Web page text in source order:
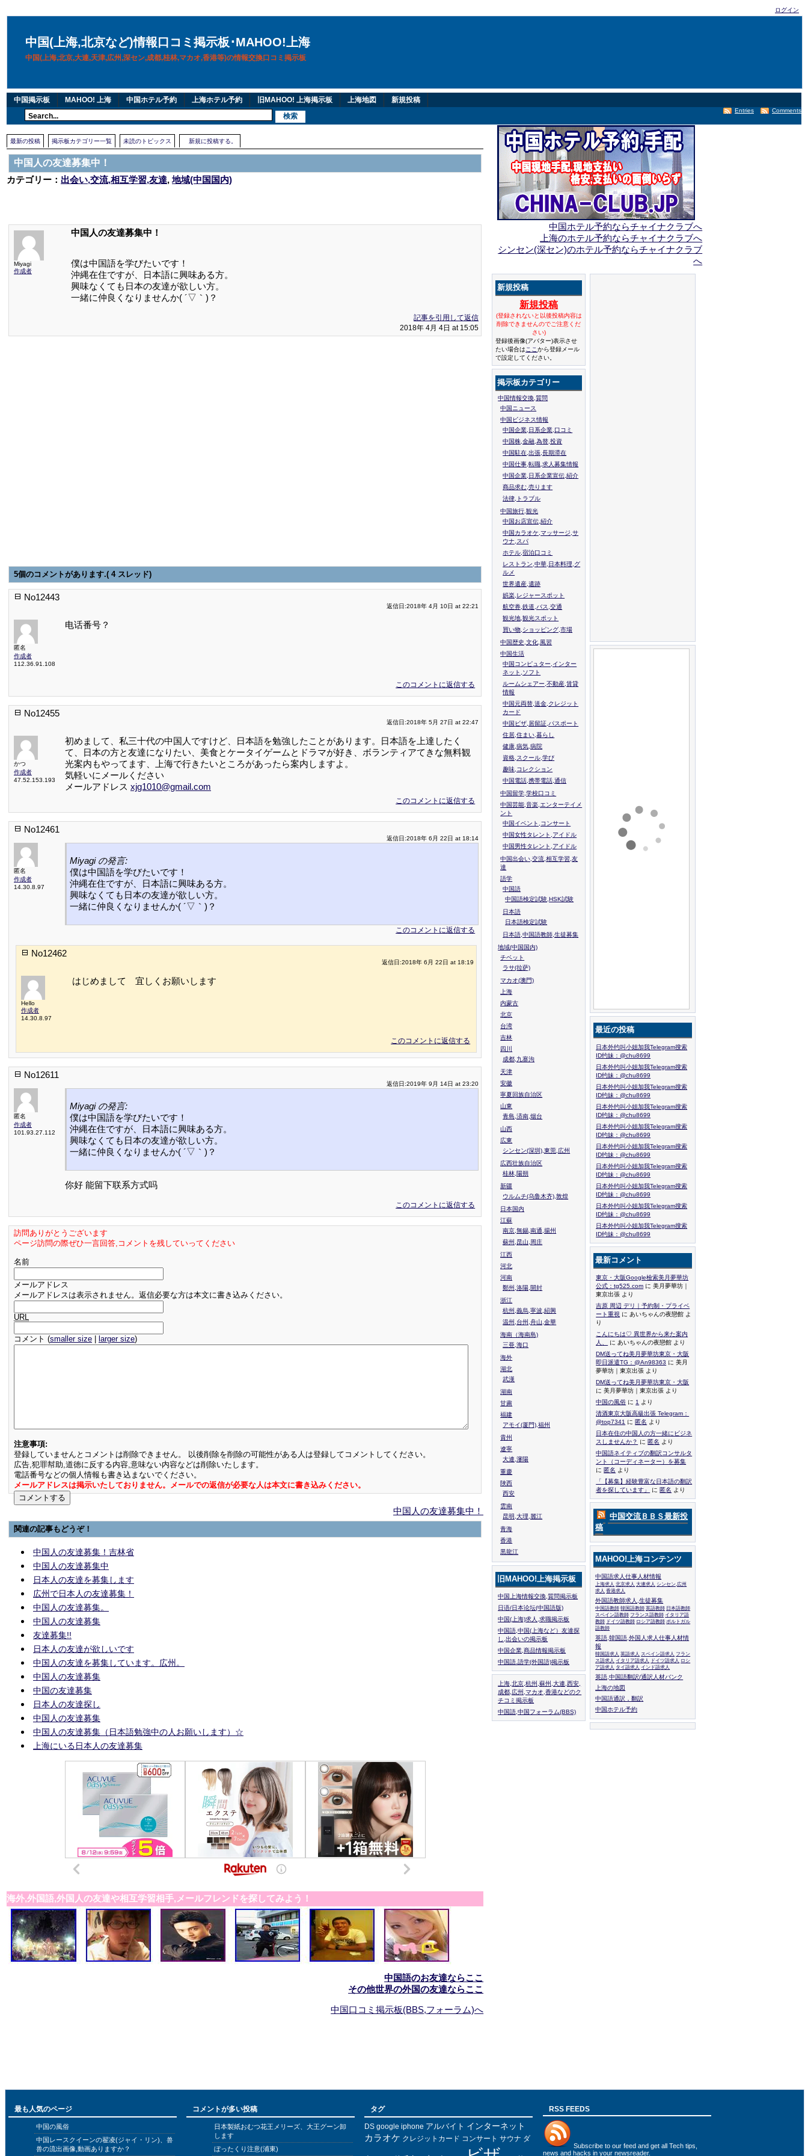
ログイン
中国(上海,北京など)情報口コミ掲示板･MAHOO!上海
中国(上海,北京,大連,天津,広州,深セン,成都,桂林,マカオ,香港等)の情報交換口コミ掲示板
中国掲示板 MAHOO! 上海 中国ホテル予約 上海ホテル予約 旧MAHOO! 上海掲示板 上海地図 新規投稿
Comments
Entries
最新の投稿 掲示板カテゴリー一覧 未読のトピックス 新規に投稿する。
中国人の友達募集中！
カテゴリー： 出会い,交流,相互学習,友達,地域(中国国内)
Miyagi
作成者
中国人の友達募集中！
僕は中国語を学びたいです！
沖縄在住ですが、日本語に興味ある方。
興味なくても日本の友達が欲しい方。
一緒に仲良くなりませんか( ´▽｀)？
記事を引用して返信
2018年 4月 4日 at 15:05
5個のコメントがあります.( 4 スレッド)
No12443
返信日:2018年 4月 10日 at 22:21
匿名
作成者
112.36.91.108
电话番号？
このコメントに返信する
No12455
返信日:2018年 5月 27日 at 22:47
かつ
作成者
47.52.153.193
初めまして、私三十代の中国人ですけど、日本語を勉強したことがあります。日本語を上達したく
て、日本の方と友達になりたい、美食とケータイゲームとドラマが好き、ボランティアてきな無料観
光案内もやってます、上海で行きたいところがあったら案内しますよ。
気軽いにメールください
メールアドレス xjg1010@gmail.com
このコメントに返信する
No12461
返信日:2018年 6月 22日 at 18:14
匿名
作成者
14.30.8.97
Miyagi の発言:
僕は中国語を学びたいです！
沖縄在住ですが、日本語に興味ある方。
興味なくても日本の友達が欲しい方。
一緒に仲良くなりませんか( ´▽｀)？
このコメントに返信する
No12462
返信日:2018年 6月 22日 at 18:19
Hello
作成者
14.30.8.97
はじめまして 宜しくお願いします
このコメントに返信する
No12611
返信日:2019年 9月 14日 at 23:20
匿名
作成者
101.93.27.112
Miyagi の発言:
僕は中国語を学びたいです！
沖縄在住ですが、日本語に興味ある方。
興味なくても日本の友達が欲しい方。
一緒に仲良くなりませんか( ´▽｀)？
你好 能留下联系方式吗
このコメントに返信する
訪問ありがとうございます
ページ訪問の際ぜひ一言回答,コメントを残していってください
名前
メールアドレス
メールアドレスは表示されません。返信必要な方は本文に書き込みください。
URL
コメント (smaller size larger size)
注意事項:
登録していませんとコメントは削除できません。 以後削除を削除の可能性がある人は登録してコメントしてください。
広告,犯罪幇助,道徳に反する内容,意味ない内容などは削除いたします。
電話番号などの個人情報も書き込まないでください。
メールアドレスは掲示いたしておりません。メールでの返信が必要な人は本文に書き込みください。
中国人の友達募集中！
関連の記事もどうぞ！
中国人の友達募集！吉林省
中国人の友達募集中
日本人の友達を募集します
広州で日本人の友達募集！
中国人の友達募集。
中国人の友達募集
友達募集!!
日本人の友達が欲しいです
中国人の友達を募集しています。広州。
中国人の友達募集
中国の友達募集
日本人の友達探し
中国人の友達募集
中国人の友達募集（日本語勉強中の人お願いします）☆
上海にいる日本人の友達募集
海外,外国語,外国人の友達や相互学習相手,メールフレンドを探してみよう！
中国語のお友達ならここ
その他世界の外国の友達ならここ
中国口コミ掲示板(BBS,フォーラム)へ
中国ホテル予約ならチャイナクラブへ
上海のホテル予約ならチャイナクラブへ
シンセン(深セン)のホテル予約ならチャイナクラブ
へ
新規投稿
新規投稿
(登録されないと以後投稿内容は
削除できませんのでご注意くだ
さい)
登録後画像(アバター)表示させ
たい場合は ここから登録メール
で設定してください。
掲示板カテゴリー
中国情報交換,質問
中国ニュース
中国ビジネス情報
中国企業,日系企業,口コミ
中国株,金融,為替,投資
中国駐在,出張,長期滞在
中国仕事,転職,求人募集情報
中国企業,日系企業宣伝,紹介
商品求む,売ります
法律,トラブル
中国旅行,観光
中国お店宣伝,紹介
中国カラオケ,マッサージ,サ
ウナ,スパ
ホテル,宿泊口コミ
レストラン,中華,日本料理,グ
ルメ
世界遺産,遺跡
娯楽,レジャースポット
航空券,鉄道,バス,交通
観光地,観光スポット
買い物,ショッピング,市場
中国歴史,文化,風習
中国生活
中国コンピュター,インター
ネット,ソフト
ルームシェアー,不動産,賃貸
情報
中国元両替,送金,クレジット
カード
中国ビザ,居留証,パスポート
住居,住まい,暮らし
健康,病気,病院
資格,スクール,学び
趣味,コレクション
中国電話,携帯電話,通信
中国留学,学校口コミ
中国芸能,音楽,エンターテイメ
ント
中国イベント,コンサート
中国女性タレント,アイドル
中国男性タレント,アイドル
中国出会い,交流,相互学習,友
達
語学
中国語
中国語検定試験,HSK試験
日本語
日本語検定試験
日本語,中国語教師,生徒募集
地域(中国国内)
チベット
ラサ(拉萨)
マカオ(澳門)
上海
内蒙古
北京
台湾
吉林
四川
成都,九寨沟
天津
安徽
寧夏回族自治区
山東
青島,済南,烟台
山西
広東
シンセン(深圳),東莞,広州
広西壮族自治区
桂林,陽朔
新疆
ウルムチ(乌鲁木齐),敦煌
日本国内
江蘇
南京,無錫,南通,揚州
蘇州,昆山,周庄
江西
河北
河南
鄭州,洛陽,開封
浙江
杭州,義烏,寧波,紹興
温州,台州,舟山,金華
海南（海南島)
三亜,海口
海外
湖北
武漢
湖南
甘粛
福建
アモイ(厦門),福州
貴州
遼寧
大連,瀋陽
重慶
陜西
西安
雲南
昆明,大理,麗江
青海
香港
黒龍江
旧MAHOO!上海掲示板
中国上海情報交換,質問掲示板
日语/日本论坛(中国語版)
中国(上海)求人,求職掲示板
中国語,中国(上海など）友達探
し,出会いの掲示板
中国企業,商品情報掲示板
中国語.語学(外国語)掲示板
上海,北京,杭州,蘇州,大連,西安,
成都,広州,マカオ,香港などのク
チコミ掲示板
中国語,中国フォーラム(BBS)
最近の投稿
日本外约叫小姐加我Telegram搜索
ID约妹：@chu8699
日本外约叫小姐加我Telegram搜索
ID约妹：@chu8699
日本外约叫小姐加我Telegram搜索
ID约妹：@chu8699
日本外约叫小姐加我Telegram搜索
ID约妹：@chu8699
日本外约叫小姐加我Telegram搜索
ID约妹：@chu8699
日本外约叫小姐加我Telegram搜索
ID约妹：@chu8699
日本外约叫小姐加我Telegram搜索
ID约妹：@chu8699
日本外约叫小姐加我Telegram搜索
ID约妹：@chu8699
日本外约叫小姐加我Telegram搜索
ID约妹：@chu8699
日本外约叫小姐加我Telegram搜索
ID约妹：@chu8699
最新コメント
東京・大阪Google檢索美月夢華坊
公式：tg525.com に 美月夢華坊｜
東京出張 より
吉原 周辺 デリ｜予約制・プライベ
ート重視 に あいちゃんの夜戀館 よ
り
こんにちは♡ 異世界から来た案内
人、
に あいちゃんの夜戀館 より
DM送ってね美月夢華坊東京・大阪
即日派遣TG：@An98363 に 美月
夢華坊｜東京出張 より
DM送ってね美月夢華坊東京・大阪
に 美月夢華坊｜東京出張 より
中国の風俗 に 1
より
清酒東京大阪高級出張 Telegram：
@top7341 に 匿名 より
日本在住の中国人の方一緒にビジネ
スしませんか？ に 匿名 より
中国語ネイティブの翻訳コンサルタ
ント（コーディネーター）を募集
に 匿名 より
「【募集】経験豊富な日本語の翻訳
者を探しています」
に 匿名 より
中国交流ＢＢＳ最新投
稿
MAHOO!上海コンテンツ
中国語求人仕事人材情報
上海求人 北京求人 大連求人 シンセン,広州
求人 香港求人
外国語教師求人,生徒募集
中国語教師 韓国語教師 英語教師 日本語教師
スペイン語教師 フランス語教師 イタリア語
教師 ドイツ語教師 ロシア語教師 ポルトガル
語教師
英語,韓国語,外国人求人仕事人材情
報
韓国語求人 英語求人 スペイン語求人 フラン
ス語求人 イタリア語求人 ドイツ語求人 ロシ
ア語求人 タイ語求人 インド語求人
英語,中国語翻訳/通訳人材バンク
上海の地図
中国語通訳，翻訳
中国ホテル予約
最も人気のページ
中国の風俗
中国レースクイーンの翟凌(ジャイ・リン)、兽
兽の流出画像,動画ありますか？
コメントが多い投稿
日本製紙おむつ花王メリーズ、大王グーン卸
します
ぼったくり注意(浦東)
タグ
DS google iphone アルバイト インターネット
カラオケ クレジットカード コンサート サウナ ダ
RSS FEEDS
Subscribe to our feed and get all Tech tips,
news and hacks in your newsreader.